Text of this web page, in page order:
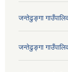
जन्तेढुङ्गा
जन्तेढुङ्गा